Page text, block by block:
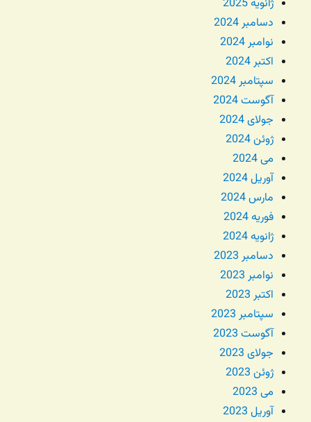
ژانویه 2025
دسامبر 2024
نوامبر 2024
اکتبر 2024
سپتامبر 2024
آگوست 2024
جولای 2024
ژوئن 2024
می 2024
آوریل 2024
مارس 2024
فوریه 2024
ژانویه 2024
دسامبر 2023
نوامبر 2023
اکتبر 2023
سپتامبر 2023
آگوست 2023
جولای 2023
ژوئن 2023
می 2023
آوریل 2023